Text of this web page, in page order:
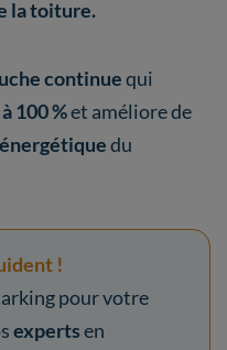
latoiture.
continuequi
100 %et améliore de
du
!
pour votre
expertsen